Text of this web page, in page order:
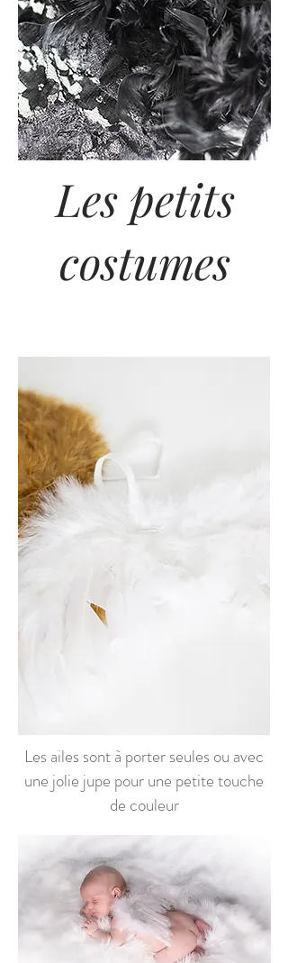
Les petits
costumes
Les ailes sont à porter seules ou avec
une jolie jupe pour une petite touche
de couleur